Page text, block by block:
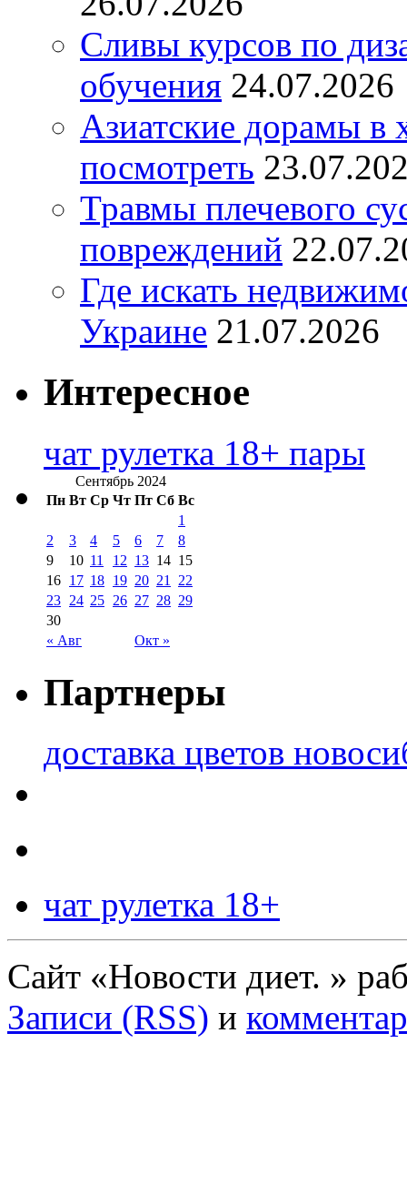
Сливы курсов по
обучения 24.07.2026
Азиатские дорамы в
посмотреть
Травмы плечевого
повреждений
Где искать
Украине 21.07.2026
Интересное
чат рулетка 18+ пары
Сентябрь 2024
Пн Вт Ср Чт Пт Сб Вс
« Авг Окт »
1
2
3 4 5 6 7
8
9
10 11 12 13 14 15
16 17 18 19 20 21
22
23 24 25 26 27 28 29
30
Партнеры
доставка цветов
чат рулетка 18+
Сайт «Новости диет. »
Записи (RSS) и